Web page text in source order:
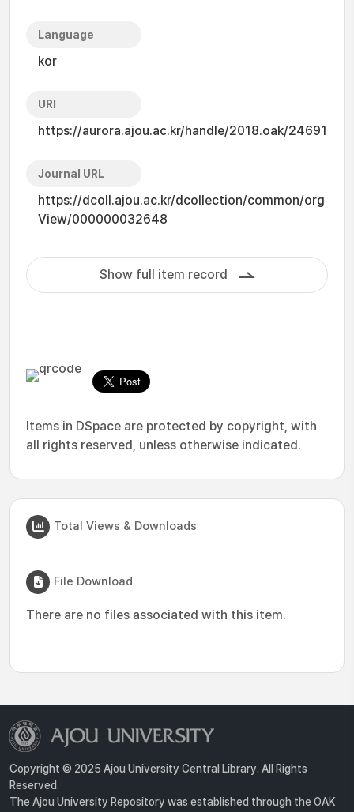
Language
kor
URI
https://aurora.ajou.ac.kr/handle/2018.oak/24691
Journal URL
https://dcoll.ajou.ac.kr/dcollection/common/org
View/000000032648
Show full item record
Items in DSpace are protected by copyright, with
all rights reserved, unless otherwise indicated.
Total Views & Downloads
File Download
There are no files associated with this item.
Copyright © 2025 Ajou University Central Library. All Rights
Reserved.
The Ajou University Repository was established through the OAK